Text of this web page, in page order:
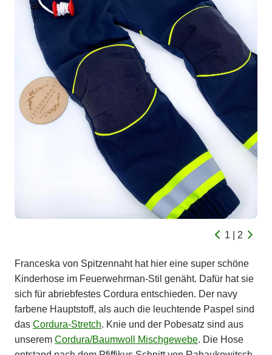
1 | 2
Franceska von Spitzennaht hat hier eine super schöne
Kinderhose im Feuerwehrman-Stil genäht. Dafür hat sie
sich für abriebfestes Cordura entschieden. Der navy
farbene Hauptstoff, als auch die leuchtende Paspel sind
das Cordura-Stretch. Knie und der Pobesatz sind aus
unserem Cordura/Baumwoll Mischgewebe. Die Hose